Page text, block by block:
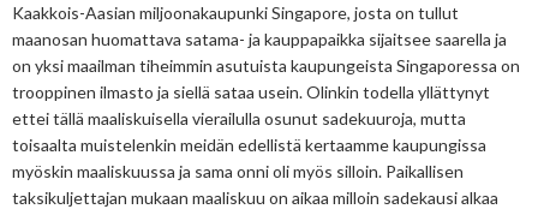
Kaakkois-Aasian miljoonakaupunki Singapore, josta on tullut
maanosan huomattava satama- ja kauppapaikka sijaitsee saarella ja
on yksi maailman tiheimmin asutuista kaupungeista Singaporessa on
trooppinen ilmasto ja siellä sataa usein. Olinkin todella yllättynyt
ettei tällä maaliskuisella vierailulla osunut sadekuuroja, mutta
toisaalta muistelenkin meidän edellistä kertaamme kaupungissa
myöskin maaliskuussa ja sama onni oli myös silloin. Paikallisen
taksikuljettajan mukaan maaliskuu on aikaa milloin sadekausi alkaa